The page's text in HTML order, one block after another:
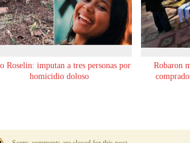
Roselin: imputan a tres personas por
homicidio doloso
Robaron